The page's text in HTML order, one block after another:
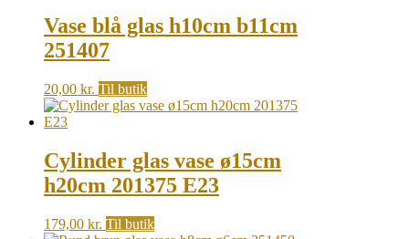
Vase blå glas h10cm b11cm
251407
20,00 kr. Til butik
Cylinder glas vase ø15cm
h20cm 201375 E23
179,00 kr. Til butik